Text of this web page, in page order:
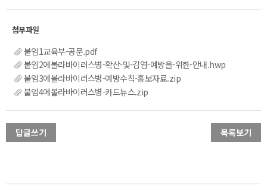
붙임1교육부-공문.pdf
붙임2에볼라바이러스병-확산-및-감염-예방을-위한-안내.hwp
붙임3에볼라바이러스병-예방수칙-홍보자료.zip
붙임4에볼라바이러스병-카드뉴스.zip
답글쓰기 목록보기